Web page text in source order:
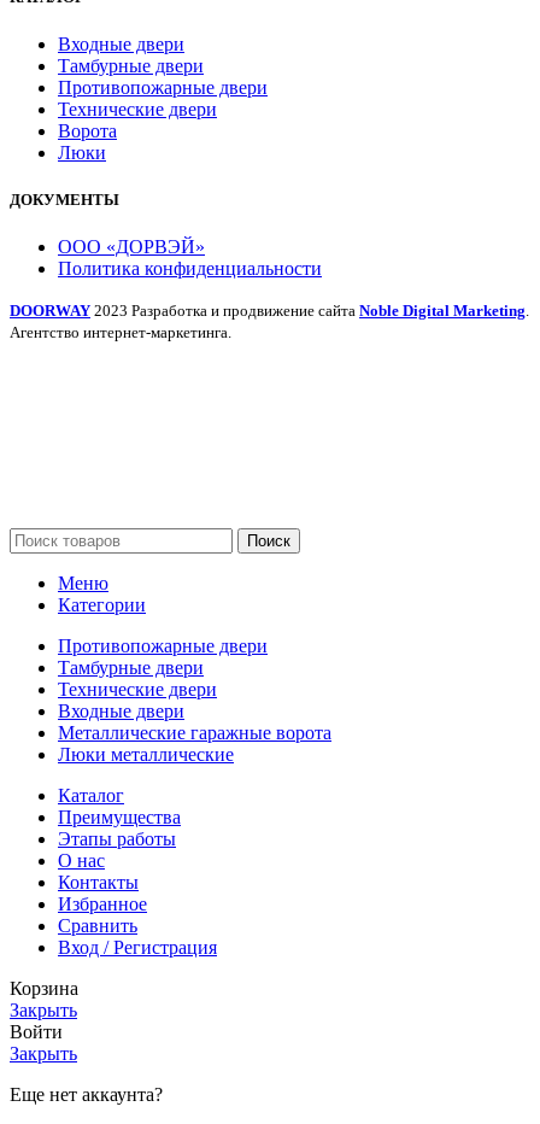
Входные двери
Тамбурные двери
Противопожарные двери
Технические двери
Ворота
Люки
ДОКУМЕНТЫ
ООО «ДОРВЭЙ»
Политика конфиденциальности
DOORWAY 2023 Разработка и продвижение сайта Noble Digital Marketing.
Агентство интернет-маркетинга.
Поиск
Меню
Категории
Противопожарные двери
Тамбурные двери
Технические двери
Входные двери
Металлические гаражные ворота
Люки металлические
Каталог
Преимущества
Этапы работы
О нас
Контакты
Избранное
Сравнить
Вход / Регистрация
Корзина
Закрыть
Войти
Закрыть
Еще нет аккаунта?